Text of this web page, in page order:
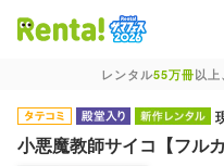
レンタル55万冊以上
小悪魔教師サイコ【フルカ